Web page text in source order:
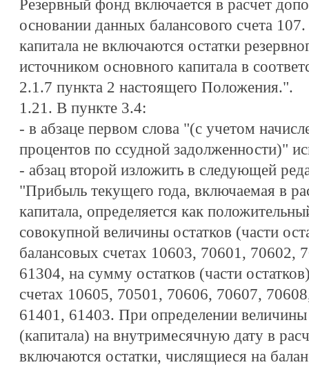
Резервный фонд включается в расчет
основании данных балансового счета
капитала не включаются остатки
источником основного капитала в
2.1.7 пункта 2 настоящего Положения.".
1.21. В пункте 3.4:
- в абзаце первом слова "(с учетом
процентов по ссудной задолженности)"
- абзац второй изложить в следующей
"Прибыль текущего года, включаемая в
капитала, определяется как
совокупной величины остатков (части
балансовых счетах 10603, 70601, 70602,
61304, на сумму остатков (части
счетах 10605, 70501, 70606, 70607,
61401, 61403. При определении величины
(капитала) на внутримесячную дату в
включаются остатки, числящиеся на